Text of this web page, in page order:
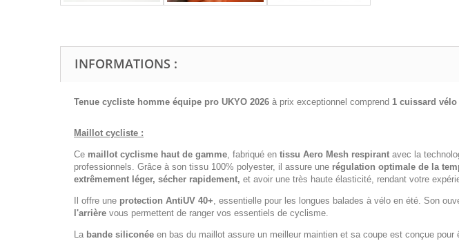
INFORMATIONS :
Tenue cycliste homme équipe pro UKYO 2026 à prix exceptionnel comprend 1 cuissard
Maillot cycliste :
Ce maillot cyclisme haut de gamme, fabriqué en tissu Aero Mesh respirant avec la
professionnels. Grâce à son tissu 100% polyester, il assure une régulation optimale de la
extrêmement léger, sécher rapidement, et avoir une très haute élasticité, rendant votre
Il offre une protection AntiUV 40+, essentielle pour les longues balades à vélo en été. Son
l'arrière vous permettent de ranger vos essentiels de cyclisme.
La bande siliconée en bas du maillot assure un meilleur maintien et sa coupe est conçue pour